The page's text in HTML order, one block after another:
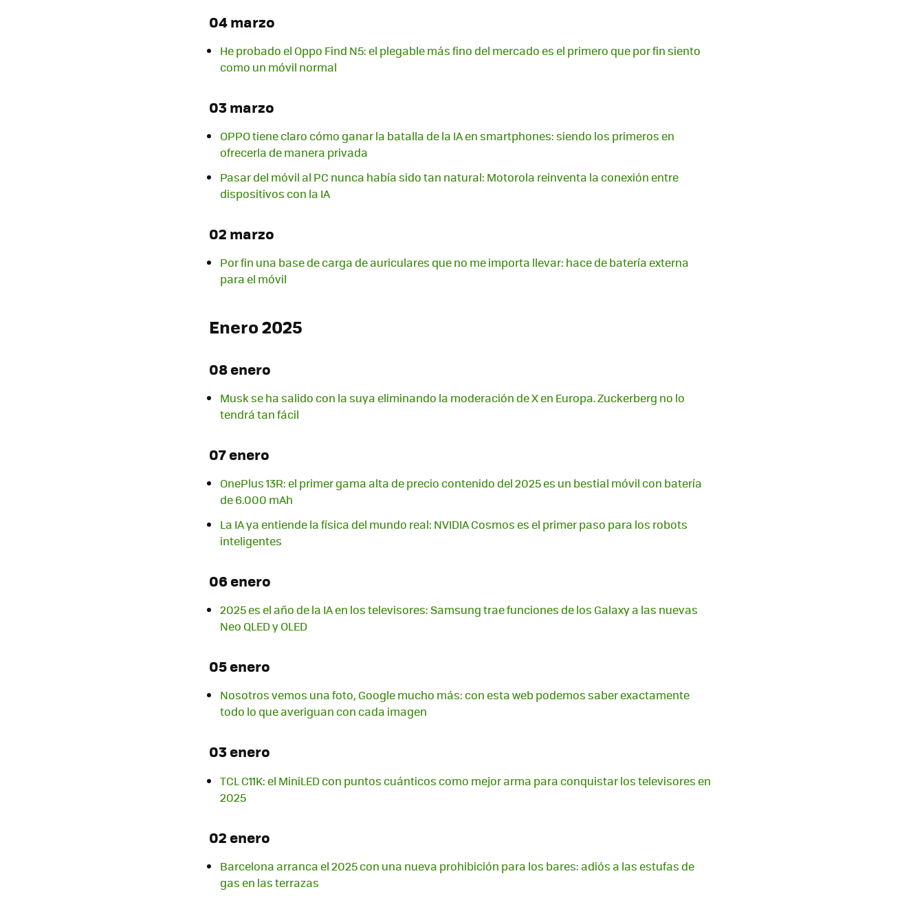
04 marzo
He probado el Oppo Find N5: el plegable más fino del mercado es el primero que por fin siento
como un móvil normal
03 marzo
OPPO tiene claro cómo ganar la batalla de la IA en smartphones: siendo los primeros en
ofrecerla de manera privada
Pasar del móvil al PC nunca había sido tan natural: Motorola reinventa la conexión entre
dispositivos con la IA
02 marzo
Por fin una base de carga de auriculares que no me importa llevar: hace de batería externa
para el móvil
Enero 2025
08 enero
Musk se ha salido con la suya eliminando la moderación de X en Europa. Zuckerberg no lo
tendrá tan fácil
07 enero
OnePlus 13R: el primer gama alta de precio contenido del 2025 es un bestial móvil con batería
de 6.000 mAh
La IA ya entiende la física del mundo real: NVIDIA Cosmos es el primer paso para los robots
inteligentes
06 enero
2025 es el año de la IA en los televisores: Samsung trae funciones de los Galaxy a las nuevas
Neo QLED y OLED
05 enero
Nosotros vemos una foto, Google mucho más: con esta web podemos saber exactamente
todo lo que averiguan con cada imagen
03 enero
TCL C11K: el MiniLED con puntos cuánticos como mejor arma para conquistar los televisores en
2025
02 enero
Barcelona arranca el 2025 con una nueva prohibición para los bares: adiós a las estufas de
gas en las terrazas